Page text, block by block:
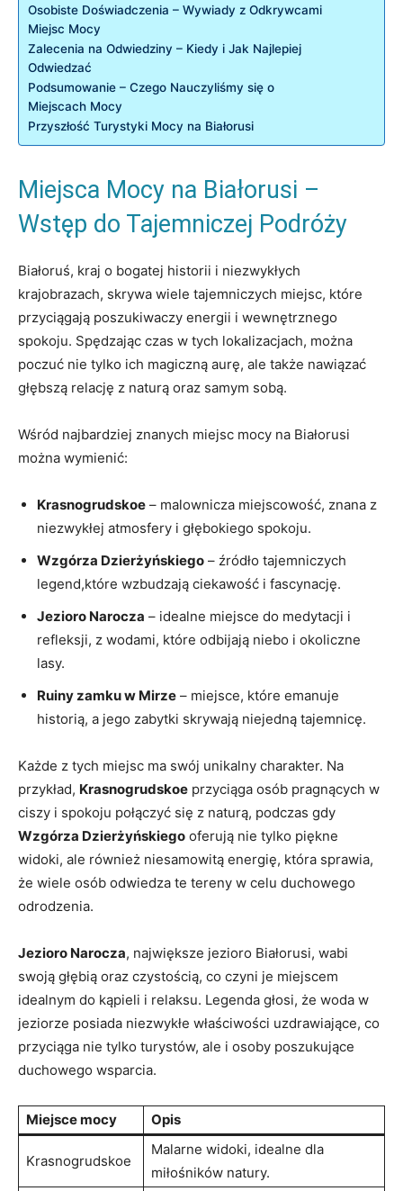
Osobiste Doświadczenia – Wywiady z Odkrywcami
Miejsc ⁤Mocy
Zalecenia ‌na Odwiedziny – Kiedy ‍i Jak Najlepiej
Odwiedzać
Podsumowanie ⁢– Czego Nauczyliśmy się o
Miejscach Mocy
Przyszłość Turystyki Mocy na Białorusi
Miejsca​ Mocy na Białorusi⁤ –
Wstęp do Tajemniczej Podróży
Białoruś, kraj⁤ o bogatej historii i niezwykłych
krajobrazach, skrywa wiele tajemniczych miejsc, które
⁣przyciągają poszukiwaczy‌ energii i wewnętrznego
spokoju. Spędzając czas w tych ‌lokalizacjach, można
⁣poczuć nie tylko ich magiczną aurę, ale także ‍nawiązać
głębszą relację z naturą oraz samym sobą.
Wśród najbardziej znanych miejsc mocy na Białorusi
można wymienić:
Krasnogrudskoe –⁣ malownicza miejscowość, znana z
niezwykłej atmosfery i głębokiego spokoju.
Wzgórza Dzierżyńskiego – źródło tajemniczych
legend,które wzbudzają ciekawość i fascynację.
Jezioro Narocza – idealne ​miejsce do medytacji i
refleksji, z ​wodami, które odbijają niebo i okoliczne
lasy.
Ruiny zamku w ‌Mirze – miejsce, które emanuje
historią, a jego zabytki skrywają niejedną tajemnicę.
Każde ‍z tych⁣ miejsc ma ​swój unikalny charakter. Na
przykład, Krasnogrudskoe przyciąga osób pragnących​ w
ciszy ⁢i spokoju połączyć się z naturą, podczas gdy
Wzgórza Dzierżyńskiego ‌oferują nie tylko piękne
widoki, ale również niesamowitą energię, która‌ sprawia,
że wiele osób odwiedza te tereny w ‌celu duchowego
odrodzenia.
Jezioro​ Narocza, największe jezioro⁢ Białorusi,⁢ wabi
swoją głębią oraz czystością, co czyni je miejscem
idealnym do kąpieli i relaksu. Legenda głosi, że ‍woda⁤ w
⁢jeziorze posiada niezwykłe właściwości uzdrawiające, co ​
przyciąga​ nie tylko turystów, ale i osoby poszukujące
duchowego⁣ wsparcia.
Miejsce mocy Opis
Krasnogrudskoe
Malarne widoki, idealne dla
miłośników natury.